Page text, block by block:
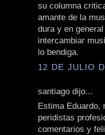
su columna
amante de la
dura y en
intercambiar
lo bendiga.
12 DE JULIO
santiago dijo...
Estima Eduardo,
peridistas
comentarios y